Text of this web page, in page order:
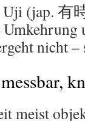
(jap. 有
nicht –
meist